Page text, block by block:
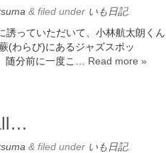
& filed under いも日記.
誘っていただいて、小林航太朗くん
(わらび)にあるジャズスポッ
随分前に一度こ… Read more »
& filed under いも日記.